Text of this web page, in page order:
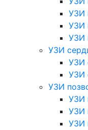
УЗИ
УЗИ
УЗИ
УЗИ
УЗИ
УЗИ
УЗИ
УЗИ
УЗИ
УЗИ